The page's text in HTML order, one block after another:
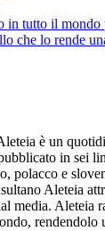
in tutto il mondo
che lo rende
è un
in sei
polacco e
Aleteia
media. Aleteia
rendendolo